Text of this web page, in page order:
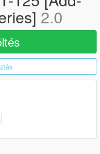
2.0